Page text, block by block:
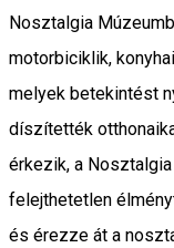
Nosztalgia
motorbiciklik,
melyek betekintést
díszítették
érkezik, a
felejthetetlen
és érezze át a